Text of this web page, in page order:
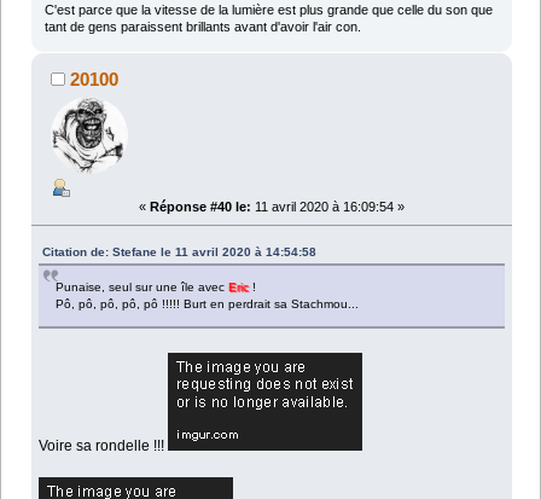
C'est parce que la vitesse de la lumière est plus grande que celle du son que
tant de gens paraissent brillants avant d'avoir l'air con.
20100
« Réponse #40 le: 11 avril 2020 à 16:09:54 »
Citation de: Stefane le 11 avril 2020 à 14:54:58
Punaise, seul sur une île avecEric!
Pô, pô, pô, pô, pô !!!!! Burt en perdrait sa Stachmou...
Voire sa rondelle !!!